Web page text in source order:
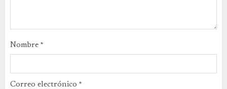
Nombre *
Correo electrónico *